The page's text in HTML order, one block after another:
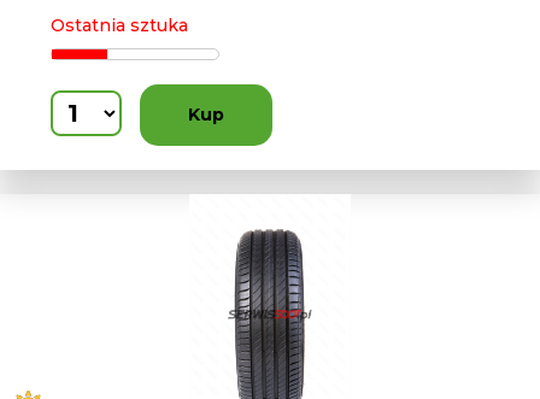
Ostatnia sztuka
Kup